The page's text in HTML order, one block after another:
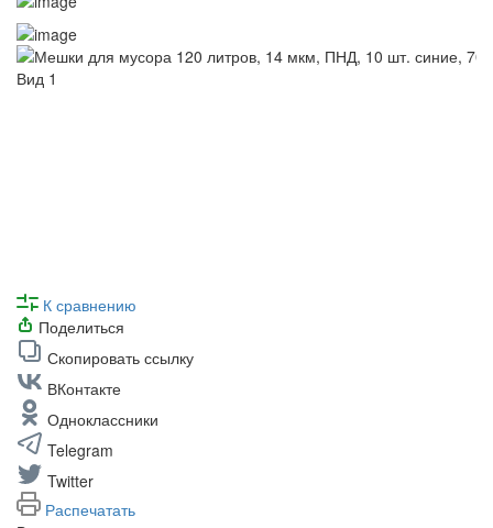
К сравнению
Поделиться
Скопировать ссылку
ВКонтакте
Одноклассники
Telegram
Twitter
Распечатать